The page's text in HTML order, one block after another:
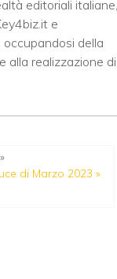
editoriali italiane,
e
, occupandosi della
alla realizzazione di
di Marzo 2023 »